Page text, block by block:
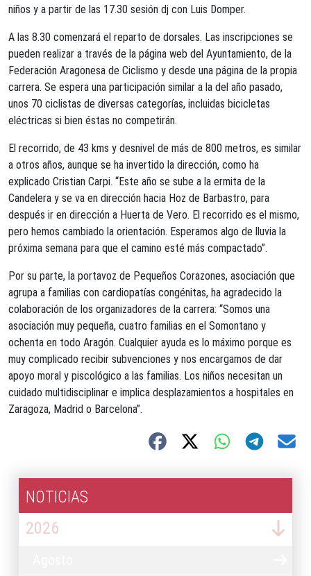
niños y a partir de las 17.30 sesión dj con Luis Domper.
A las 8.30 comenzará el reparto de dorsales. Las inscripciones se
pueden realizar a través de la página web del Ayuntamiento, de la
Federación Aragonesa de Ciclismo y desde una página de la propia
carrera. Se espera una participación similar a la del año pasado,
unos 70 ciclistas de diversas categorías, incluidas bicicletas
eléctricas si bien éstas no competirán.
El recorrido, de 43 kms y desnivel de más de 800 metros, es similar
a otros años, aunque se ha invertido la dirección, como ha
explicado Cristian Carpi. “Este año se sube a la ermita de la
Candelera y se va en dirección hacia Hoz de Barbastro, para
después ir en dirección a Huerta de Vero. El recorrido es el mismo,
pero hemos cambiado la orientación. Esperamos algo de lluvia la
próxima semana para que el camino esté más compactado”.
Por su parte, la portavoz de Pequeños Corazones, asociación que
agrupa a familias con cardiopatías congénitas, ha agradecido la
colaboración de los organizadores de la carrera: “Somos una
asociación muy pequeña, cuatro familias en el Somontano y
ochenta en todo Aragón. Cualquier ayuda es lo máximo porque es
muy complicado recibir subvenciones y nos encargamos de dar
apoyo moral y piscológico a las familias. Los niños necesitan un
cuidado multidisciplinar e implica desplazamientos a hospitales en
Zaragoza, Madrid o Barcelona”.
NOTICIAS
2026